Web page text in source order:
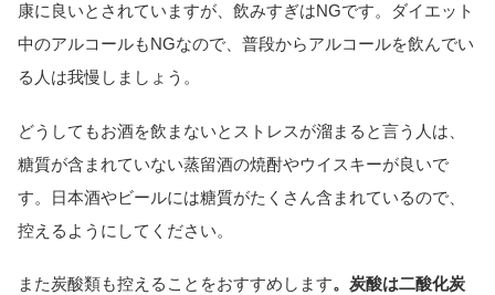
康に良いとされていますが、飲みすぎはNGです。ダイエット
中のアルコールもNGなので、普段からアルコールを飲んでい
る人は我慢しましょう。
どうしてもお酒を飲まないとストレスが溜まると言う人は、
糖質が含まれていない蒸留酒の焼酎やウイスキーが良いで
す。日本酒やビールには糖質がたくさん含まれているので、
控えるようにしてください。
また炭酸類も控えることをおすすめします。炭酸は二酸化炭